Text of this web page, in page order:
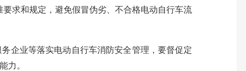
求和规定，避免假冒伪劣、不合格电动自行车流
企业等落实电动自行车消防安全管理，要督促定
力。